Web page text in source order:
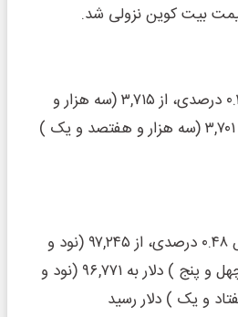
قیمت بیت کوین نزولی شد.
اتریوم امروز با کاهش ۰.۳۷ درصدی، از ۳,۷۱۵ (سه هزار و
هفتصد و پانزده ) دلار به ۳,۷۰۱ (سه هزار و هفتصد و یک )
بیت کوین امروز با کاهش ۰.۴۸ درصدی، از ۹۷,۲۴۵ (نود و
هفت هزار و دویست و چهل و پنج ) دلار به ۹۶,۷۷۱ (نود و
و یک ) دلار رسید